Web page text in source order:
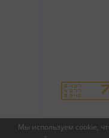
Мы используем cookie,